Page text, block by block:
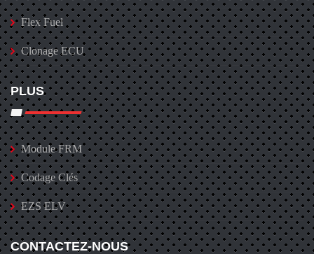
Flex Fuel
Clonage ECU
PLUS
Module FRM
Codage Clés
EZS ELV
CONTACTEZ-NOUS